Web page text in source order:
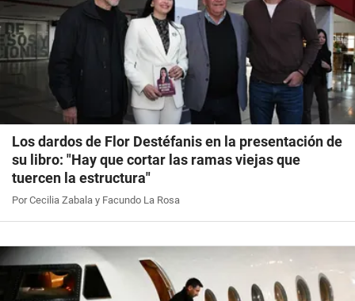
Los dardos de Flor Destéfanis en la presentación de
su libro: "Hay que cortar las ramas viejas que
tuercen la estructura"
Por Cecilia Zabala y Facundo La Rosa